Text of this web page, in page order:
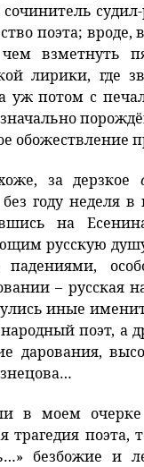
поэта;
взметнуть
лирики, где
уж потом с
обожествление
за дерзкое
без году неделя
на
русскую
– русская
иные
поэт, а
дарования,
в моем
трагедия поэта,
безбожие и